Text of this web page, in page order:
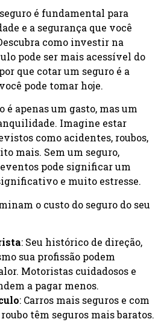
é fundamental para
e a segurança que você
como investir na
pode ser mais acessível do
que cotar um seguro é a
pode tomar hoje.
é apenas um gasto, mas um
Imagine estar
como acidentes, roubos,
mais. Sem um seguro,
pode significar um
e muito estresse.
o custo do seguro do seu
: Seu histórico de direção,
sua profissão podem
Motoristas cuidadosos e
a pagar menos.
: Carros mais seguros e com
têm seguros mais baratos.